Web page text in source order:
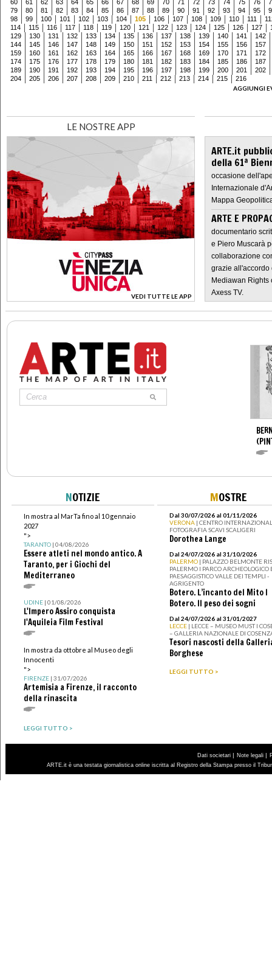
60 61 62 63 64 65 66 67 68 69 70 71 72 73 74 75 76
79
80 81 82 83 84 85 86 87 88 89 90 91 92 93 94 95
98
99 100 101 102 103 104 105 106 107 108 109 110 111
114
115 116 117 118 119 120 121 122 123 124 125 126 127
129
130 131 132 133 134 135 136 137 138 139 140 141
142
144
145 146 147 148 149 150 151 152 153 154 155 156
157
159
160 161 162 163 164 165 166 167 168 169 170 171
172
174
175 176 177 178 179 180 181 182 183 184 185 186
187
189
190 191 192 193 194 195 196 197 198 199 200 201
202
204
205 206 207 208 209 210 211 212 213 214 215
216
AGGIUNGI
LE NOSTRE APP
VEDI TUTTE LE APP
>
ARTE.it
della 61ª
occasione
Internazionale
Mappa
ARTE E
documentario
e Piero Muscarà
collaborazione
grazie all'accordo
Mediawan Rights
Axess TV.
NOTIZIE
In mostra al MarTa fino al 10 gennaio
2027
">
TARANTO| 04/08/2026
Essere atleti nel mondo antico. A
Taranto, per i Giochi del
Mediterraneo
UDINE| 01/08/2026
L'Impero Assiro conquista
l'Aquileia Film Festival
In mostra da ottobre al Museo degli
Innocenti
">
FIRENZE| 31/07/2026
Artemisia a Firenze, il racconto
della rinascita
LEGGI TUTTO >
MOSTRE
Dal 30/07/2026 al 01/11/2026
VERONA | CENTRO
FOTOGRAFIA SCAVI SCALIGERI
Dorothea Lange
Dal 24/07/2026 al 31/10/2026
PALERMO | PALAZZO BELMONTE
PALERMO I PARCO ARCHEOLOGICO
PAESAGGISTICO VALLE DEI TEMPLI -
AGRIGENTO
Botero. L’incanto del Mito I
Botero. Il peso dei sogni
Dal 24/07/2026 al 31/01/2027
LECCE | LECCE – MUSEO MUST I
– GALLERIA NAZIONALE DI
Tesori nascosti della
Borghese
LEGGI TUTTO >
Dati societari | Note legali |
ARTE.it è una testata giornalistica online iscritta al Registro della Stampa presso il